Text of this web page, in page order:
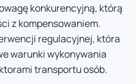
konkurencyjną, którą
z kompensowaniem.
regulacyjnej, która
warunki wykonywania
transportu osób.